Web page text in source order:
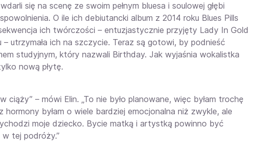
się na scenę ze swoim pełnym bluesa i soulowej głębi
O ile ich debiutancki album z 2014 roku Blues Pills
ich twórczości – entuzjastycznie przyjęty Lady In Gold
utrzymała ich na szczycie. Teraz są gotowi, by podnieść
studyjnym, który nazwali Birthday. Jak wyjaśnia wokalistka
nową płytę.
ciąży” – mówi Elin. „To nie było planowane, więc byłam trochę
hormony byłam o wiele bardziej emocjonalna niż zwykle, ale
moje dziecko. Bycie matką i artystką powinno być
tej podróży.”